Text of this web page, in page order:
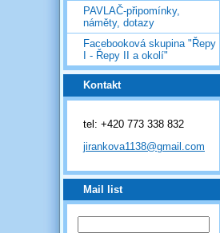
PAVLAČ-připomínky,
náměty, dotazy
Facebooková skupina "Řepy
I - Řepy II a okolí"
Kontakt
tel: +420 773 338 832
jirankova1138@gmail.com
Mail list